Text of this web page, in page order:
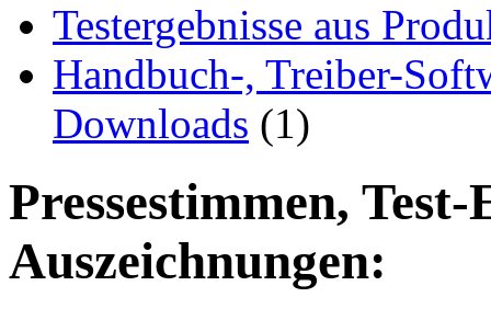
Testergebnisse aus
Handbuch-, Treiber-
Downloads (1)
Pressestimmen,
Auszeichnungen: